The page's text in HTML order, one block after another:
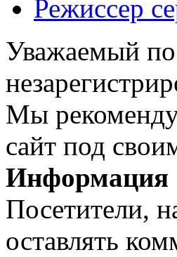
Режиссер
Уважаемый
Мы
сайт под
Информация
Посетители,
оставлять